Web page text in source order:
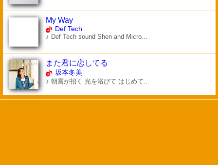
My Way
Def Tech
♪ Def Tech sound Shen and Micro...
また君に恋してる
坂本冬美
♪ 朝露が招く 光を浴びて はじめて...